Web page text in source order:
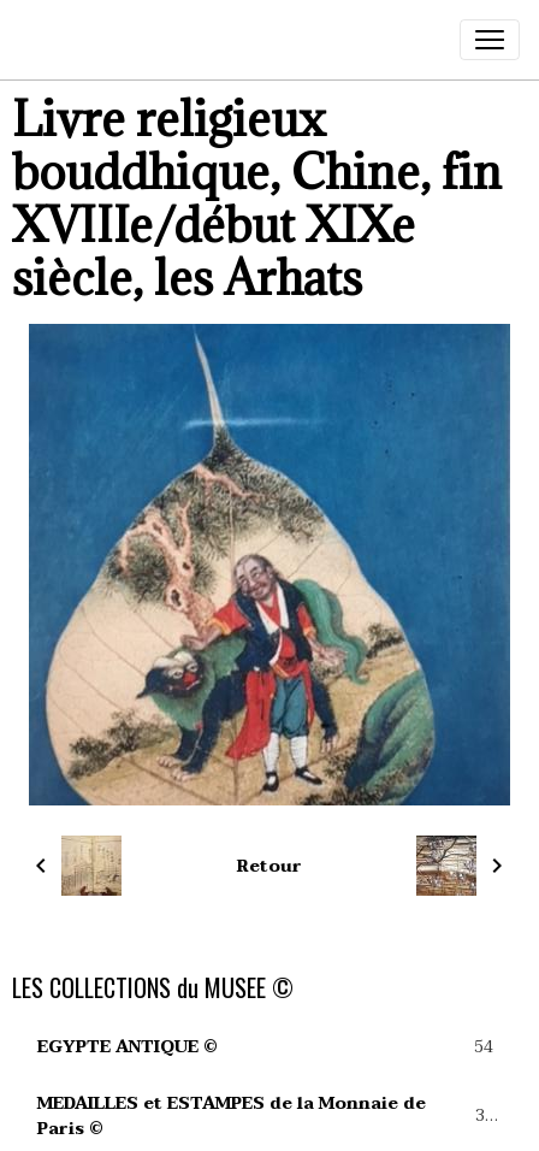
Livre religieux
bouddhique, Chine, fin
XVIIIe/début XIXe
siècle, les Arhats
Retour
LES COLLECTIONS du MUSEE ©
EGYPTE ANTIQUE © 54
MEDAILLES et ESTAMPES de la Monnaie de
Paris ©
39